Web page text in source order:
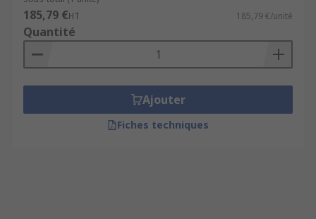
185,79 €HT 185,79 €/unité
Quantité
Ajouter
Fiches techniques